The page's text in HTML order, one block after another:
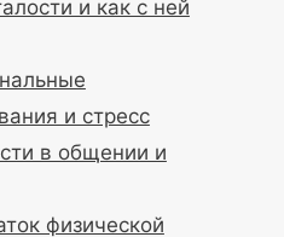
и как с ней
и стресс
в общении и
физической